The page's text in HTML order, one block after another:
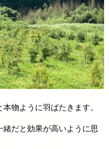
物ように羽ばたきます。
緒だと効果が高いように思